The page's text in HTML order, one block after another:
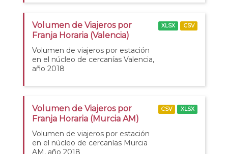
Volumen de Viajeros por
Franja Horaria (Valencia)
Volumen de viajeros por estación
en el núcleo de cercanías Valencia,
año 2018
XLSX CSV
Volumen de Viajeros por
Franja Horaria (Murcia AM)
Volumen de viajeros por estación
en el núcleo de cercanías Murcia
AM, año 2018
CSV XLSX